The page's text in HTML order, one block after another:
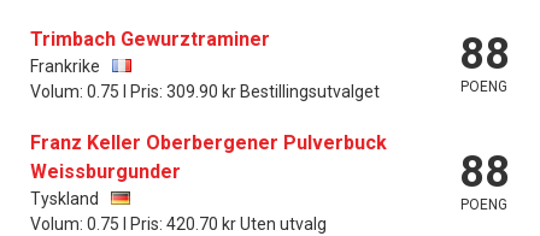
Trimbach Gewurztraminer
Frankrike
Volum: 0.75 l Pris: 309.90 kr Bestillingsutvalget
88
POENG
Franz Keller Oberbergener Pulverbuck
Weissburgunder
Tyskland
Volum: 0.75 l Pris: 420.70 kr Uten utvalg
88
POENG